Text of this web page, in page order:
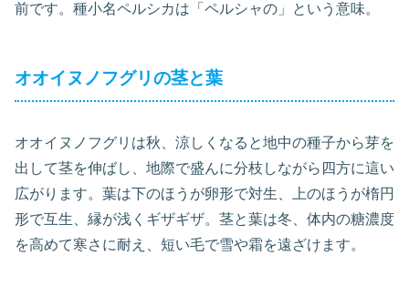
前です。種小名ペルシカは「ペルシャの」という意味。
オオイヌノフグリの茎と葉
オオイヌノフグリは秋、涼しくなると地中の種子から芽を
出して茎を伸ばし、地際で盛んに分枝しながら四方に這い
広がります。葉は下のほうが卵形で対生、上のほうが楕円
形で互生、縁が浅くギザギザ。茎と葉は冬、体内の糖濃度
を高めて寒さに耐え、短い毛で雪や霜を遠ざけます。